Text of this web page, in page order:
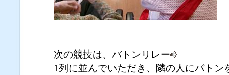
次の競技は、バトンリレー
1列に並んでいただき、隣の人にバトン